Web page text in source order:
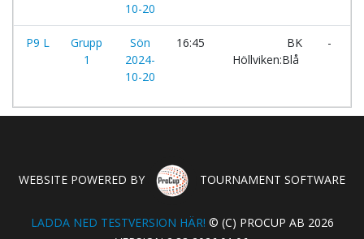
10-20
P9 L
Grupp
1
Sön
2024-
10-20
16:45
BK
Höllviken:Blå
-
WEBSITE POWERED BY TOURNAMENT SOFTWARE
LADDA NED TESTVERSION HÄR! © (C) PROCUP AB 2026